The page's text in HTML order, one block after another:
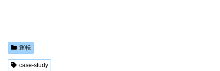
運転
case-study